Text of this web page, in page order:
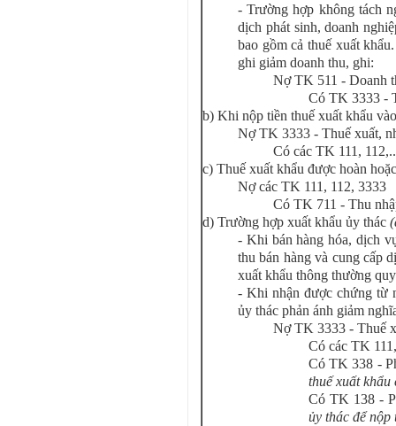
- Trường hợp không tách
dịch phát sinh, doanh
bao gồm cả thuế xuất
ghi giảm doanh thu, ghi:
Nợ TK 511 - Doanh
Có TK 3333 -
b) Khi nộp tiền thuế xuất khẩu
Nợ TK 3333 - Thuế xuất,
Có các TK 111,
c) Thuế xuất khẩu được hoàn
Nợ các TK 111, 112, 3333
Có TK 711 - Thu
d) Trường hợp xuất khẩu ủy thác
- Khi bán hàng hóa, dịch
thu bán hàng và cung cấp
xuất khẩu thông thường
- Khi nhận được chứng từ
ủy thác phản ánh giảm
Nợ TK 3333 - Thuế
Có các TK
Có TK 338 -
thuế xuất khẩu
Có TK 138 -
ủy thác để nộp